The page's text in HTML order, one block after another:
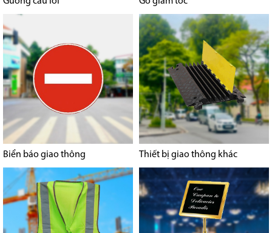
Biển báo giao thông Thiết bị giao thông khác